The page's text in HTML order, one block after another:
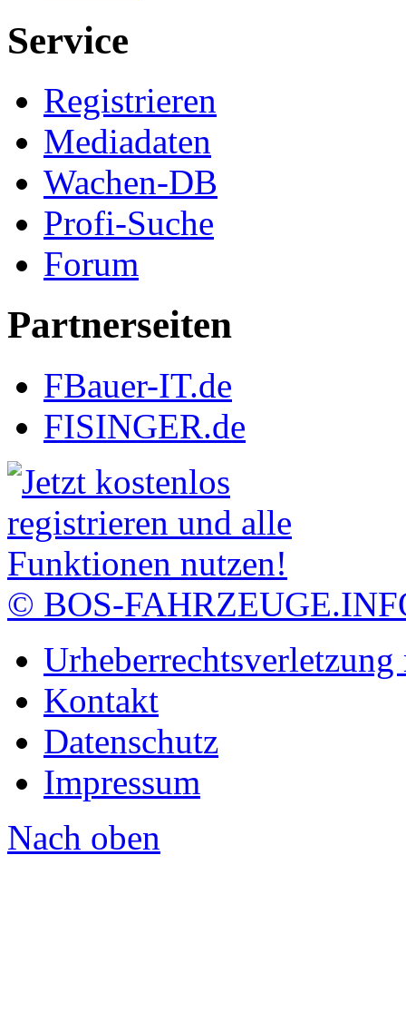
Service
Registrieren
Mediadaten
Wachen-DB
Profi-Suche
Forum
Partnerseiten
FBauer-IT.de
FISINGER.de
© BOS-
Urheberrechtsverletzung
Kontakt
Datenschutz
Impressum
Nach oben